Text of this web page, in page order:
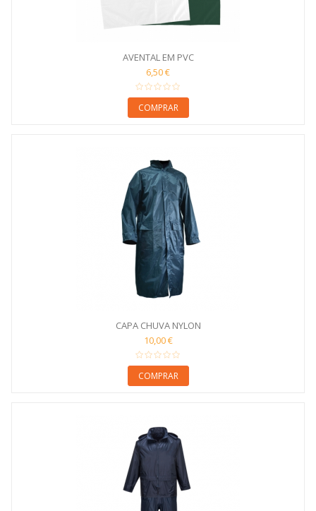
AVENTAL EM PVC
6,50 €
COMPRAR
CAPA CHUVA NYLON
10,00 €
COMPRAR